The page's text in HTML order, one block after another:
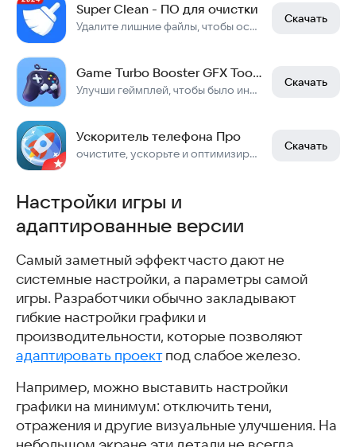
Super Clean - ПО для очистки
Удалите лишние файлы, чтобы освободить место
Скачать
Game Turbo Booster GFX Tool 8x
Улучши геймплей, чтобы было интереснее играть.
Скачать
Ускоритель телефона Про
очистите, ускорьте и оптимизируйте телефон для максимальной производительности!
Скачать
Настройки игры и
адаптированные версии
Самый заметный эффект часто дают не
системные настройки, а параметры самой
игры. Разработчики обычно закладывают
гибкие настройки графики и
производительности, которые позволяют
адаптировать проектпод слабое железо.
Например, можно выставить настройки
графики на минимум: отключить тени,
отражения и другие визуальные улучшения. На